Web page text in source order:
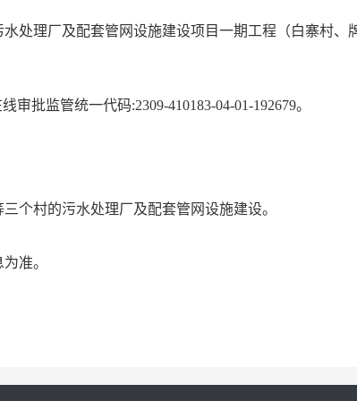
处理厂及配套管网设施建设项目一期工程（白寨村、
审批监管统一代码:2309-410183-04-01-192679。
个村的污水处理厂及配套管网设施建设。
准。